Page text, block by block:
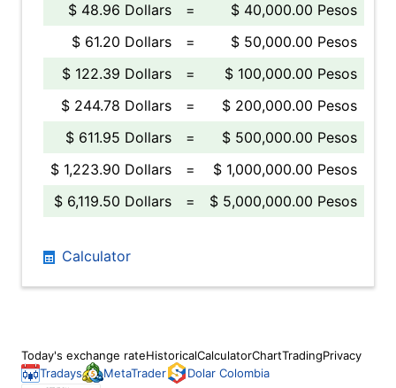
$ 48.96 Dollars
=
$ 40,000.00 Pesos
$ 61.20 Dollars
=
$ 50,000.00 Pesos
$ 122.39 Dollars
=
$ 100,000.00 Pesos
$ 244.78 Dollars
=
$ 200,000.00 Pesos
$ 611.95 Dollars
=
$ 500,000.00 Pesos
$ 1,223.90 Dollars
=
$ 1,000,000.00 Pesos
$ 6,119.50 Dollars
= $ 5,000,000.00 Pesos
Calculator
Today's exchange rateHistoricalCalculatorChartTradingPrivacy
Tradays
MetaTrader Dolar Colombia